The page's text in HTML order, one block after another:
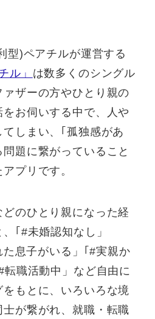
型)ペアチルが運営する
ル」 は数多くのシングル
ザーの方やひとり親の
お伺いする中で、人や
しまい、｢孤独感があ
題に繋がっていること
プリです。
のひとり親になった経
｢#未婚認知なし」
息子がいる」｢#実親か
転職活動中」など自由に
をもとに、いろいろな境
が繋がれ、就職・転職